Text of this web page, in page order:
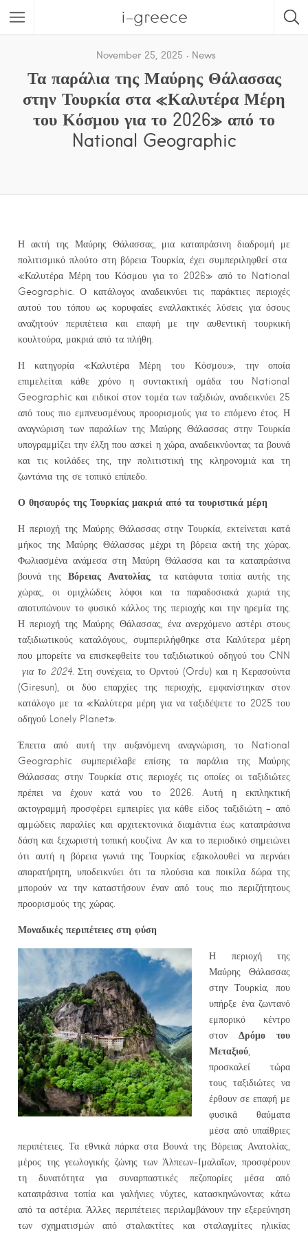
i-greece
November 25, 2025 News
Τα παράλια της Μαύρης Θάλασσας
στην Τουρκία στα «Καλυτέρα Μέρη
του Κόσμου για το 2026» από το
National Geographic
Η ακτή της Μαύρης Θάλασσας, μια καταπράσινη διαδρομή με
πολιτισμικό πλούτο στη βόρεια Τουρκία, έχει συμπεριληφθεί στα
«Καλυτέρα Μέρη του Κόσμου για το 2026» από το National
Geographic. Ο κατάλογος αναδεικνύει τις παράκτιες περιοχές
αυτού του τόπου ως κορυφαίες εναλλακτικές λύσεις για όσους
αναζητούν περιπέτεια και επαφή με την αυθεντική τουρκική
κουλτούρα, μακριά από τα πλήθη.
Η κατηγορία «Καλυτέρα Μέρη του Κόσμου», την οποία
επιμελείται κάθε χρόνο η συντακτική ομάδα του National
Geographic και ειδικοί στον τομέα των ταξιδιών, αναδεικνύει 25
από τους πιο εμπνευσμένους προορισμούς για το επόμενο έτος. Η
αναγνώριση των παραλίων της Μαύρης Θάλασσας στην Τουρκία
υπογραμμίζει την έλξη που ασκεί η χώρα, αναδεικνύοντας τα βουνά
και τις κοιλάδες της, την πολιτιστική της κληρονομιά και τη
ζωντάνια της σε τοπικό επίπεδο.
Ο θησαυρός της Τουρκίας μακριά από τα τουριστικά μέρη
Η περιοχή της Μαύρης Θάλασσας στην Τουρκία, εκτείνεται κατά
μήκος της Μαύρης Θάλασσας μέχρι τη βόρεια ακτή της χώρας.
Φωλιασμένα ανάμεσα στη Μαύρη Θάλασσα και τα καταπράσινα
βουνά της Βόρειας Ανατολίας , τα κατάφυτα τοπία αυτής της
χώρας, οι ομιχλώδεις λόφοι και τα παραδοσιακά χωριά της
αποτυπώνουν το φυσικό κάλλος της περιοχής και την ηρεμία της.
Η περιοχή της Μαύρης Θάλασσας, ένα ανερχόμενο αστέρι στους
ταξιδιωτικούς καταλόγους, συμπεριλήφθηκε στα Καλύτερα μέρη
που μπορείτε να επισκεφθείτε του ταξιδιωτικού οδηγού του CNN
για το 2024. Στη συνέχεια, το Ορντού (Ordu) και η Κερασούντα
(Giresun), οι δύο επαρχίες της περιοχής, εμφανίστηκαν στον
κατάλογο με τα «Καλύτερα μέρη για να ταξιδέψετε το 2025 του
οδηγού Lonely Planet».
Έπειτα από αυτή την αυξανόμενη αναγνώριση, το National
Geographic συμπεριέλαβε επίσης τα παράλια της Μαύρης
Θάλασσας στην Τουρκία στις περιοχές τις οποίες οι ταξιδιώτες
πρέπει να έχουν κατά νου το 2026. Αυτή η εκπληκτική
ακτογραμμή προσφέρει εμπειρίες για κάθε είδος ταξιδιώτη – από
αμμώδεις παραλίες και αρχιτεκτονικά διαμάντια έως καταπράσινα
δάση και ξεχωριστή τοπική κουζίνα. Αν και το περιοδικό σημειώνει
ότι αυτή η βόρεια γωνιά της Τουρκίας εξακολουθεί να περνάει
απαρατήρητη, υποδεικνύει ότι τα πλούσια και ποικίλα δώρα της
μπορούν να την καταστήσουν έναν από τους πιο περιζήτητους
προορισμούς της χώρας.
Μοναδικές περιπέτειες στη φύση
Η περιοχή της
Μαύρης Θάλασσας
στην Τουρκία, που
υπήρξε ένα ζωντανό
εμπορικό κέντρο
στον Δρόμο του
Μεταξιού
προσκαλεί τώρα
τους ταξιδιώτες να
έρθουν σε επαφή με
φυσικά θαύματα
μέσα από υπαίθριες
περιπέτειες. Τα εθνικά πάρκα στα Βουνά της Βόρειας Ανατολίας,
μέρος της γεωλογικής ζώνης των Άλπεων-Ιμαλαΐων, προσφέρουν
τη δυνατότητα για συναρπαστικές πεζοπορίες μέσα από
καταπράσινα τοπία και γαλήνιες νύχτες, κατασκηνώνοντας κάτω
από τα αστέρια. Άλλες περιπέτειες περιλαμβάνουν την εξερεύνηση
των σχηματισμών από σταλακτίτες και σταλαγμίτες ηλικίας